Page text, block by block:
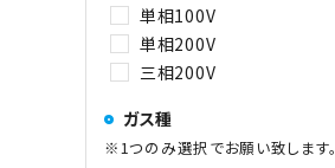
単相100V
単相200V
三相200V
ガス種
※1つのみ選択でお願い致します。